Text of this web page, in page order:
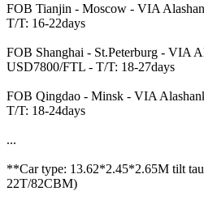
FOB Tianjin - Moscow - VIA
T/T: 16-22days
FOB Shanghai - St.Peterburg - VIA
USD7800/FTL - T/T: 18-27days
FOB Qingdao - Minsk - VIA
T/T: 18-24days
...
**Car type: 13.62*2.45*2.65M tilt
22T/82CBM)